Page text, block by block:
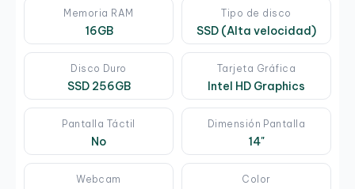
Memoria RAM
16GB
Tipo de disco
SSD (Alta velocidad)
Disco Duro
SSD 256GB
Tarjeta Gráfica
Intel HD Graphics
Pantalla Táctil
No
Dimensión Pantalla
14"
Webcam Color